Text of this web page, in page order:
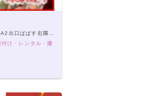
ぱす右隣り徒歩1分
け・レンタル・撮